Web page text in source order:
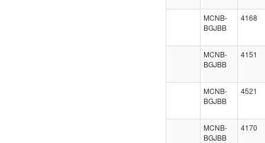
MCNB-
BGJBB
4168
MCNB-
BGJBB
4151
MCNB-
BGJBB
4521
MCNB-
BGJBB
4170